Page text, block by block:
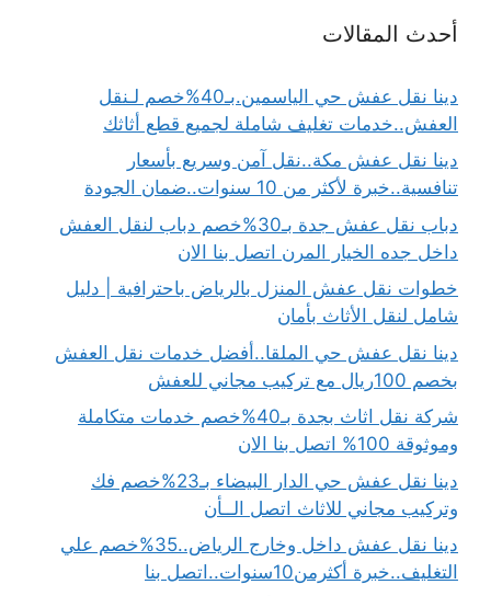
أحدث المقالات
دينا نقل عفش حي الياسمين.بـ40%خصم لـنقل
العفش..خدمات تغليف شاملة لجميع قطع أثاثك
دينا نقل عفش مكة..نقل آمن وسريع بأسعار
تنافسية..خبرة لأكثر من 10 سنوات..ضمان الجودة
دباب نقل عفش جدة بـ30%خصم دباب لنقل العفش
داخل جده الخيار المرن اتصل بنا الان
خطوات نقل عفش المنزل بالرياض باحترافية | دليل
شامل لنقل الأثاث بأمان
دينا نقل عفش حي الملقا..أفضل خدمات نقل العفش
بخصم 100ريال مع تركيب مجاني للعفش
شركة نقل اثاث بجدة بـ40%خصم خدمات متكاملة
وموثوقة 100% اتصل بنا الان
دينا نقل عفش حي الدار البيضاء بـ23%خصم فك
وتركيب مجاني للاثاث اتصل الــأن
دينا نقل عفش داخل وخارج الرياض..35%خصم علي
التغليف..خبرة أكثرمن10سنوات..اتصل بنا